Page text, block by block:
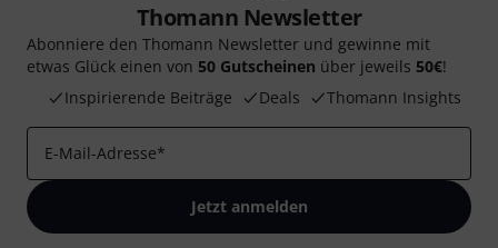
Thomann Newsletter
Abonniere den Thomann Newsletter und gewinne mit
etwas Glück einen von 50 Gutscheinen über jeweils 50€!
Inspirierende Beiträge
Deals Thomann Insights
E-Mail-Adresse*
Jetzt anmelden